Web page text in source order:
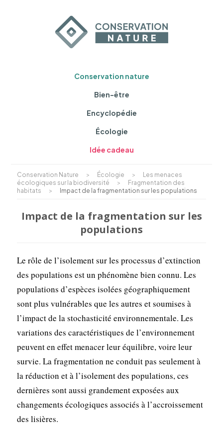
Conservation nature
Bien-être
Encyclopédie
Écologie
Idée cadeau
Conservation Nature > Écologie >
Les menaces
écologiques sur la biodiversité
>
Fragmentation des
habitats
> Impact de la fragmentation sur les populations
Impact de la fragmentation sur les
populations
Le rôle de l’isolement sur les processus d’extinction
des populations est un phénomène bien connu. Les
populations d’espèces isolées géographiquement
sont plus vulnérables que les autres et soumises à
l’impact de la stochasticité environnementale. Les
variations des caractéristiques de l’environnement
peuvent en effet menacer leur équilibre, voire leur
survie. La fragmentation ne conduit pas seulement à
la réduction et à l’isolement des populations, ces
dernières sont aussi grandement exposées aux
changements écologiques associés à l’accroissement
des lisières.